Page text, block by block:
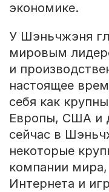
экономике.
У Шэньчжэня
мировым
и
настоящее
себя как
Европы, США и
сейчас в
некоторые
компании
Интернета и